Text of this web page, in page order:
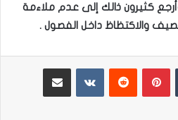
كثيرون ذالك إلى عدم ملاءمة
والاكتظاظ داخل الفصول .
بينتيريست مشاركة عبر البريد